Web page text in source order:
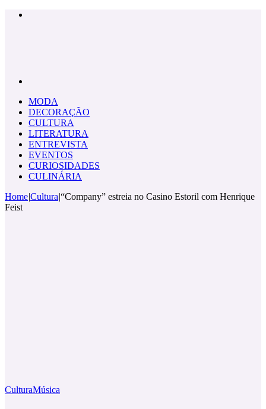
MODA
DECORAÇÃO
CULTURA
LITERATURA
ENTREVISTA
EVENTOS
CURIOSIDADES
CULINÁRIA
Home|Cultura|“Company” estreia no Casino Estoril com Henrique
Feist
CulturaMúsica